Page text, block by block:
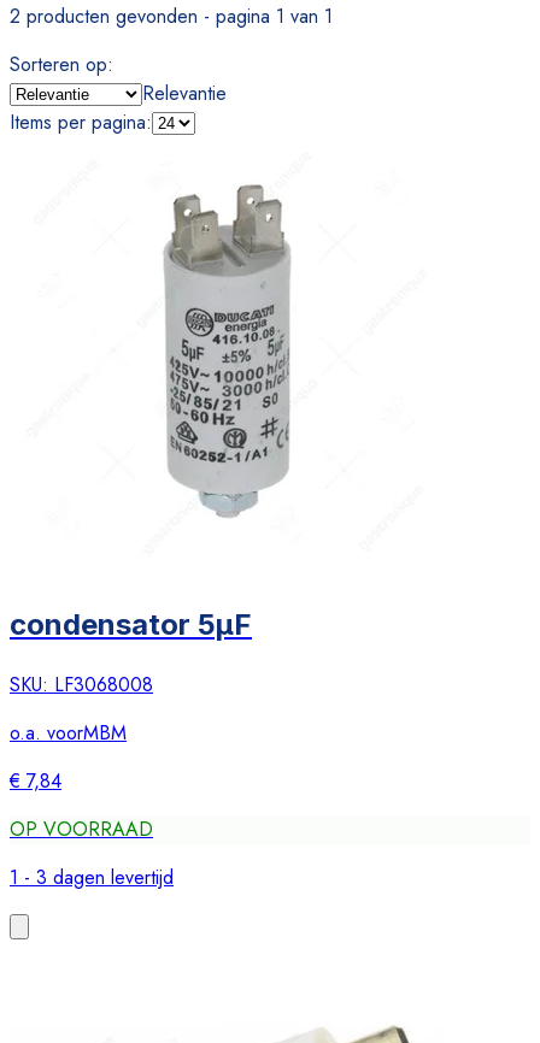
2 producten gevonden - pagina 1 van 1
Sorteren op:
Relevantie
Items per pagina:
condensator 5µF
SKU: LF3068008
o.a. voorMBM
€ 7,84
OP VOORRAAD
1 - 3 dagen levertijd